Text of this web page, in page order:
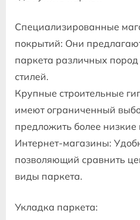
Специализированные
покрытий: Они
паркета различных пород
стилей.
Крупные строительные
имеют ограниченный
предложить более низкие
Интернет-магазины:
позволяющий сравнить
виды паркета.
Укладка паркета: